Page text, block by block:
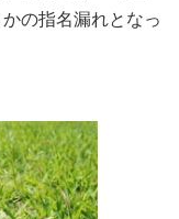
の指名漏れとなっ